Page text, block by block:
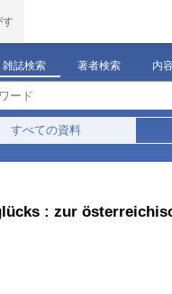
す
雑誌検索 著者検索 内
すべての資料
: zur